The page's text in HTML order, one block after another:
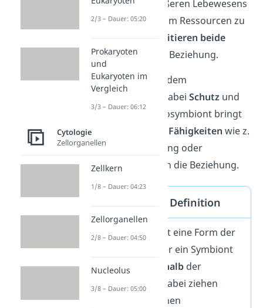
Innereneines größeren Lebewesens
(Wirtszelle). Statt um Ressourcen zu
profitieren beide
Partner von dieser Beziehung.
Die Wirtszelle gibt dem
Endosymbionten dabeiSchutz und
Nahrung. Der Endosymbiont bringt
hingegen wichtige Fähigkeiten wie z.
B. Energiegewinnung oder
Fotosynthese mit in die Beziehung.
Endosymbiose Definition
Endosymbiose ist eine Form der
bei der ein Symbiont
dauerhaft
innerhalb der
Wirtszelle lebt. Dabei ziehen
beide Partner einen
2/3 – Dauer: 05:20
Prokaryoten
und
Eukaryoten im
Vergleich
3/3 – Dauer: 06:12
Cytologie
Zellorganellen
Zellkern
1/8 – Dauer: 04:23
Zellorganellen
2/8 – Dauer: 04:50
Nucleolus
3/8 – Dauer: 05:00